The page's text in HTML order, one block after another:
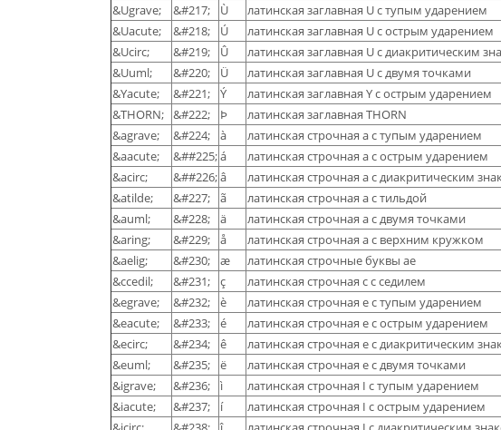
&Ugrave;
&#217; Ù
латинская заглавная U с тупым ударением
&Uacute;
&#218; Ú
латинская заглавная U с острым ударением
&Ucirc;
&#219; Û
латинская заглавная U с диакритическим
&Uuml;
&#220; Ü
латинская заглавная U с двумя точками
&Yacute;
&#221; Ý
латинская заглавная Y с острым ударением
&THORN; &#222; Þ
латинская заглавная THORN
&agrave;
&#224; à
латинская строчная a с тупым ударением
&aacute;
&##225;á
латинская строчная a с острым ударением
&acirc;
&##226;â
латинская строчная a с диакритическим
&atilde;
&#227; ã
латинская строчная a с тильдой
&auml;
&#228; ä
латинская строчная a с двумя точками
&aring;
&#229; å
латинская строчная a с верхним кружком
&aelig;
&#230; æ
латинская строчные буквы ae
&ccedil;
&#231; ç
латинская строчная c с седилем
&egrave;
&#232; è
латинская строчная e с тупым ударением
&eacute;
&#233; é
латинская строчная e с острым ударением
&ecirc;
&#234; ê
латинская строчная e с диакритическим
&euml;
&#235; ë
латинская строчная e с двумя точками
&igrave;
&#236; ì
латинская строчная I с тупым ударением
&iacute;
&#237; í
латинская строчная I с острым ударением